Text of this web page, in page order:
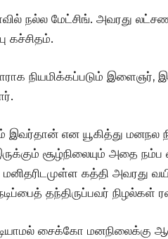
நல்ல மேட்சிங். அவரது
கச்சிதம்.
நியமிக்கப்படும்
என யூகித்து மனநல
சூழ்நிலையும் அதை
கத்தி அவரது
தந்திருப்பவர் நிழல்கள்
சைக்கோ மனநிலைக்கு